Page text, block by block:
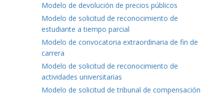
Modelo de devolución de precios públicos
Modelo de solicitud de reconocimiento de
estudiante a tiempo parcial
Modelo de convocatoria extraordinaria de fin de
carrera
Modelo de solicitud de reconocimiento de
actividades universitarias
Modelo de solicitud de tribunal de compensación